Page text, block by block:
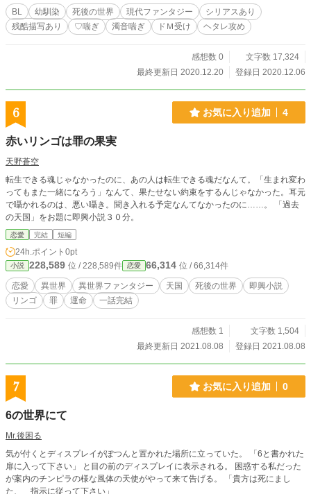
なし） この作品はPixiv、ムーンライトノベルズ、エブリスタ
にも掲載予定です。 ※不定期更新
BL 幼馴染 死後の世界 現代ファンタジー
シリアスあり
残酷描写あり
♡喘ぎ 濁音喘ぎ ドＭ受け ヘタレ攻め
感想数 0
文字数 17,324
最終更新日 2020.12.20
登録日 2020.12.06
6 お気に入り追加 4
赤いリンゴは罪の果実
天野蒼空
転生できる魂じゃなかったのに、あの人は転生できる魂だなんて。「生まれ変わ
ってもまた一緒になろう」なんて、果たせない約束をするんじゃなかった。耳元
で囁かれるのは、悪い囁き。聞き入れる予定なんてなかったのに……。 「過去
の天国」をお題に即興小説３０分。
恋愛 完結 短編
24h.ポイント 0pt
小説 228,589 位 / 228,589件 恋愛 66,314 位 / 66,314件
恋愛 異世界 異世界ファンタジー 天国 死後の世界
即興小説
リンゴ
罪 運命 一話完結
感想数 1
文字数 1,504
最終更新日 2021.08.08
登録日 2021.08.08
7 お気に入り追加 0
6の世界にて
Mr.後困る
気が付くとディスプレイがぽつんと置かれた場所に立っていた。 「6と書かれた
扉に入って下さい」 と目の前のディスプレイに表示される。 困惑する私だった
が案内のチンピラの様な風体の天使がやって来て告げる。 「貴方は死にまし
た、 指示に従って下さい」